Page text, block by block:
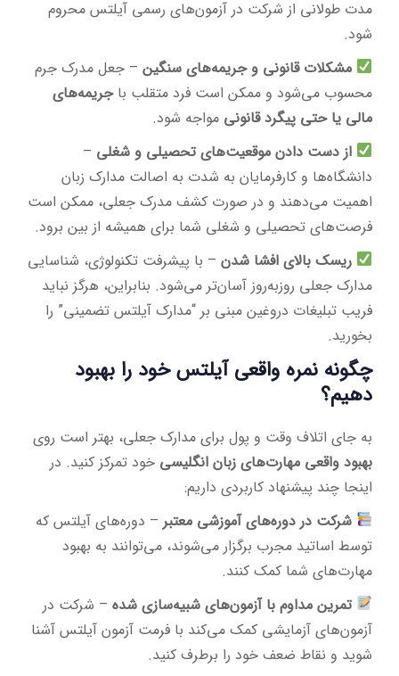
مدت طولانی از شرکت در آزمون‌های رسمی آیلتس محروم
شود.
مشکلات قانونی و جریمه‌های سنگین – جعل مدرک جرم
محسوب می‌شود و ممکن است فرد متقلب باجریمه‌های
مالی یا حتی پیگرد قانونی مواجه شود.
از دست دادن موقعیت‌های تحصیلی و شغلی –
دانشگاه‌ها و کارفرمایان به شدت به اصالت مدارک زبان
اهمیت می‌دهند و در صورت کشف مدرک جعلی، ممکن است
فرصت‌های تحصیلی و شغلی شما برای همیشه از بین برود.
ریسک بالای افشا شدن – با پیشرفت تکنولوژی، شناسایی
مدارک جعلی روزبه‌روز آسان‌تر می‌شود. بنابراین، هرگز نباید
فریب تبلیغات دروغین مبنی بر “مدارک آیلتس تضمینی” را
بخورید.
چگونه نمره واقعی آیلتس خود را بهبود
دهیم؟
به جای اتلاف وقت و پول برای مدارک جعلی، بهتر است روی
بهبود واقعی مهارت‌های زبان انگلیسی خود تمرکز کنید. در
اینجا چند پیشنهاد کاربردی داریم:
شرکت در دوره‌های آموزشی معتبر – دوره‌های آیلتس که
توسط اساتید مجرب برگزار می‌شوند، می‌توانند به بهبود
مهارت‌های شما کمک کنند.
تمرین مداوم با آزمون‌های شبیه‌سازی شده – شرکت در
آزمون‌های آزمایشی کمک می‌کند با فرمت آزمون آیلتس آشنا
شوید و نقاط ضعف خود را برطرف کنید.